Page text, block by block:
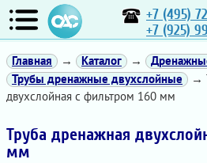
+7 (495)
+7 (925)
Главная → Каталог →
Трубы дренажные двухслойные
→
двухслойная с фильтром 160 мм
Труба дренажная
мм